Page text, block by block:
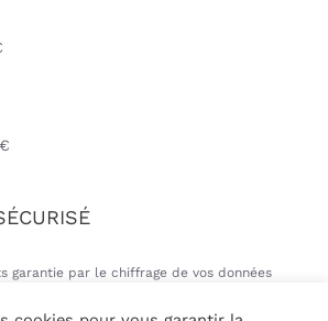
garantie par le chiffrage de vos données